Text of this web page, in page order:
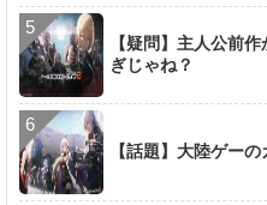
【疑問】主人公前
ぎじゃね？
【話題】大陸ゲー